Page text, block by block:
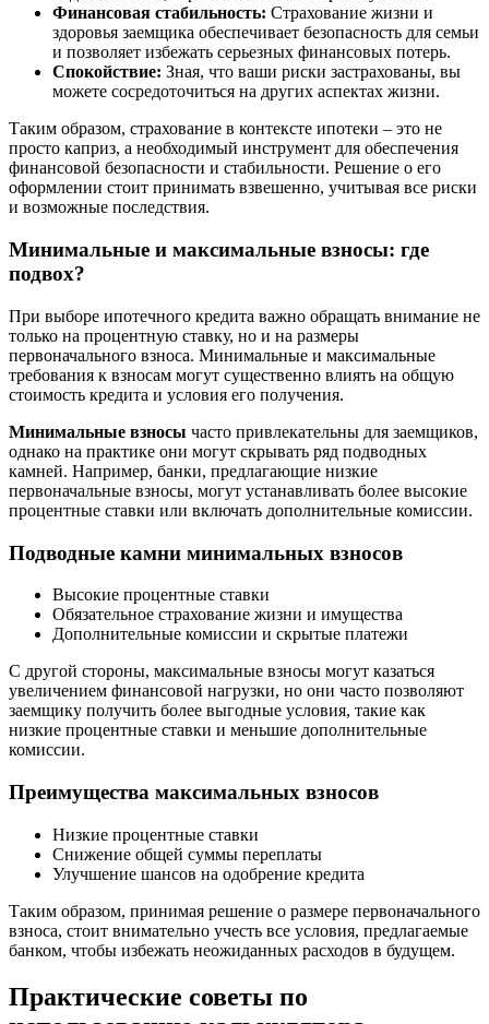
Финансовая стабильность: Страхование жизни и
здоровья заемщика обеспечивает безопасность для семьи
и позволяет избежать серьезных финансовых потерь.
Спокойствие: Зная, что ваши риски застрахованы, вы
можете сосредоточиться на других аспектах жизни.
Таким образом, страхование в контексте ипотеки – это не
просто каприз, а необходимый инструмент для обеспечения
финансовой безопасности и стабильности. Решение о его
оформлении стоит принимать взвешенно, учитывая все риски
и возможные последствия.
Минимальные и максимальные взносы: где
подвох?
При выборе ипотечного кредита важно обращать внимание не
только на процентную ставку, но и на размеры
первоначального взноса. Минимальные и максимальные
требования к взносам могут существенно влиять на общую
стоимость кредита и условия его получения.
Минимальные взносы часто привлекательны для заемщиков,
однако на практике они могут скрывать ряд подводных
камней. Например, банки, предлагающие низкие
первоначальные взносы, могут устанавливать более высокие
процентные ставки или включать дополнительные комиссии.
Подводные камни минимальных взносов
Высокие процентные ставки
Обязательное страхование жизни и имущества
Дополнительные комиссии и скрытые платежи
С другой стороны, максимальные взносы могут казаться
увеличением финансовой нагрузки, но они часто позволяют
заемщику получить более выгодные условия, такие как
низкие процентные ставки и меньшие дополнительные
комиссии.
Преимущества максимальных взносов
Низкие процентные ставки
Снижение общей суммы переплаты
Улучшение шансов на одобрение кредита
Таким образом, принимая решение о размере первоначального
взноса, стоит внимательно учесть все условия, предлагаемые
банком, чтобы избежать неожиданных расходов в будущем.
Практические советы по